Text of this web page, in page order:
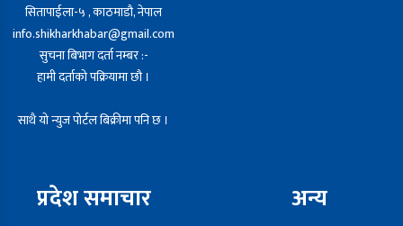
सितापाईला-५ , काठमाडौ, नेपाल
info.shikharkhabar@gmail.com
सुचना बिभाग दर्ता नम्बर :-
हामी दर्ताको पक्रियामा छौ ।
साथै यो न्युज पोर्टल बिक्रीमा पनि छ ।
प्रदेश समाचार अन्य